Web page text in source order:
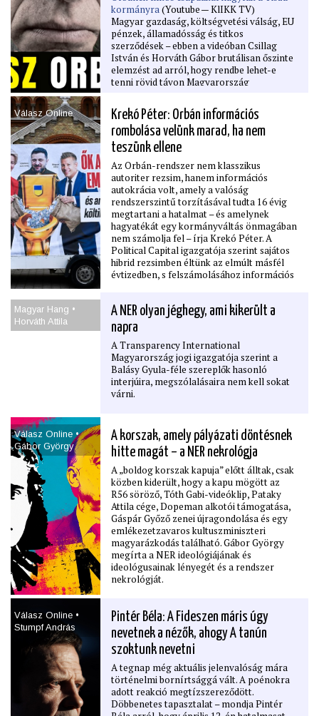
választásnak. Az epizód egyik központi
kérdése: vajon Európa most valóban egy új
korszak küszöbén áll-e és Magyarország
milyen szerepet játszik benne.
kormányra(Youtube — KlIKK TV)
Magyar gazdaság, költségvetési válság, EU
pénzek, államadósság és titkos
szerződések – ebben a videóban Csillag
István és Horváth Gábor brutálisan őszinte
elemzést ad arról, hogy rendbe lehet-e
tenni rövid távon Magyarország
mint gondolnánk.
Két lehetőség a NER előtt: VÁDALKU VAGY
BÖRTÖN?(Youtube — KlIKK TV)
Ez már nem egyszerű politika — ez hatalmi
pánik, korrupciós botrány és háttéralkuk
története.
Magyar Péter kijelentése („semmi nem lesz
elfelejtve”) egyértelmű üzenet:
elszámoltatás, vádalku, felelősségre vonás
jöhet. A kérdés nem az, hogy lesz-e
következmény — hanem az, hogy ki mit tud,
és ki mennyit ad vissza, hogy megússza.
Válasz Online
Krekó Péter: Orbán információs
rombolása velünk marad, ha nem
teszünk ellene
Az Orbán-rendszer nem klasszikus
autoriter rezsim, hanem információs
autokrácia volt, amely a valóság
rendszerszintű torzításával tudta 16 évig
megtartani a hatalmat – és amelynek
hagyatékát egy kormányváltás önmagában
nem számolja fel – írja Krekó Péter. A
Political Capital igazgatója szerint sajátos
hibrid rezsimben éltünk az elmúlt másfél
évtizedben, s felszámolásához információs
Magyar Hang •
Horváth Attila
A NER olyan jéghegy, ami kikerült a
napra
A Transparency International
Magyarország jogi igazgatója szerint a
Balásy Gyula-féle szereplők hasonló
interjúira, megszólalásaira nem kell sokat
várni.
Válasz Online •
Gábor György
A korszak, amely pályázati döntésnek
hitte magát – a NER nekrológja
A „boldog korszak kapuja” előtt álltak, csak
közben kiderült, hogy a kapu mögött az
R56 söröző, Tóth Gabi-videóklip, Pataky
Attila cége, Dopeman alkotói támogatása,
Gáspár Győző zenei újragondolása és egy
emlékezetzavaros kultuszminiszteri
magyarázkodás található. Gábor György
megírta a NER ideológiájának és
ideológusainak lényegét és a rendszer
nekrológját.
Válasz Online •
Stumpf András
Pintér Béla: A Fideszen máris úgy
nevetnek a nézők, ahogy A tanún
szoktunk nevetni
A tegnap még aktuális jelenvalóság mára
történelmi bornírtsággá vált. A poénokra
adott reakció megtízszereződött.
Döbbenetes tapasztalat – mondja Pintér